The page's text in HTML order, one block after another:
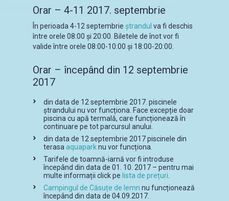
Orar – 4-11 2017. septembrie
În perioada 4-12 septembrie ștrandul va fi deschis
între orele 08:00 și 20:00. Biletele de înot vor fi
valide între orele 08:00-10:00 și 18:00-20:00.
Orar – începând din 12 septembrie
2017
din data de 12 septembrie 2017. piscinele
ștrandului nu vor funcționa. Face excepție doar
piscina cu apă termală, care funcționează în
continuare pe tot parcursul anului.
din data de 12 septembrie 2017 piscinele din
terasa aquaparknu vor funcționa.
Tarifele de toamnă-iarnă vor fi introduse
începând din data de 01. 10. 2017 – pentru mai
multe informații click pe lista de prețuri
Campingul de Căsuțe de lemn nu funcționează
începând din data de 04.09.2017.